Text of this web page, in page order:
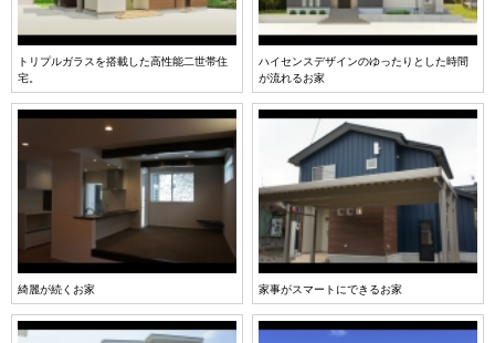
トリプルガラスを搭載した高性能二世帯住
宅。
ハイセンスデザインのゆったりとした時間
が流れるお家
綺麗が続くお家 家事がスマートにできるお家